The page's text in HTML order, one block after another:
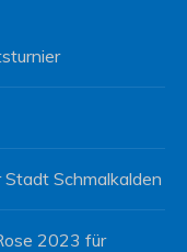
Stadt Schmalkalden
2023 für